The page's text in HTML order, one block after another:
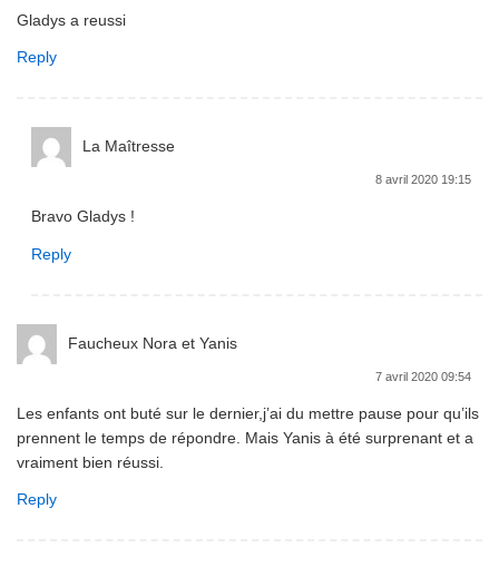
Gladys a reussi
Reply
La Maîtresse
8 avril 2020 19:15
Bravo Gladys !
Reply
Faucheux Nora et Yanis
7 avril 2020 09:54
Les enfants ont buté sur le dernier,j’ai du mettre pause pour qu’ils
prennent le temps de répondre. Mais Yanis à été surprenant et a
vraiment bien réussi.
Reply